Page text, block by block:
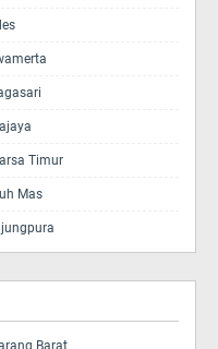
Timur
Mas
Barat